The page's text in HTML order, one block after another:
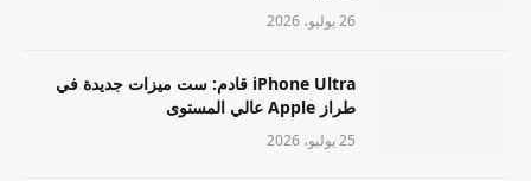
26 يوليو، 2026
iPhone Ultra قادم: ست ميزات جديدة في
طراز Apple عالي المستوى
25 يوليو، 2026